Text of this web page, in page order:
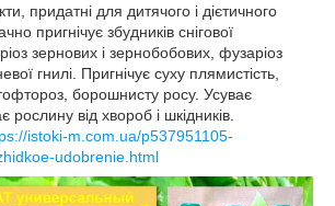
придатні для дитячого і дієтичного
пригнічує збудників снігової
зернових і зернобобових, фузаріоз
гнилі. Пригнічує суху плямистість,
борошнисту росу. Усуває
від хвороб і шкідників.
istoki-m.com.ua/p537951105-
udobrenie.html